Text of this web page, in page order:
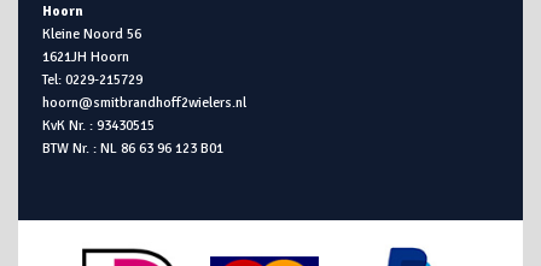
Hoorn
Kleine Noord 56
1621JH Hoorn
Tel: 0229-215729
hoorn@smitbrandhoff2wielers.nl
KvK Nr. : 93430515
BTW Nr. : NL 86 63 96 123 B01